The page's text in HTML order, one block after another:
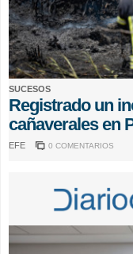
SUCESOS
Registrado un
cañaverales en
EFE 0 COMENTARIOS